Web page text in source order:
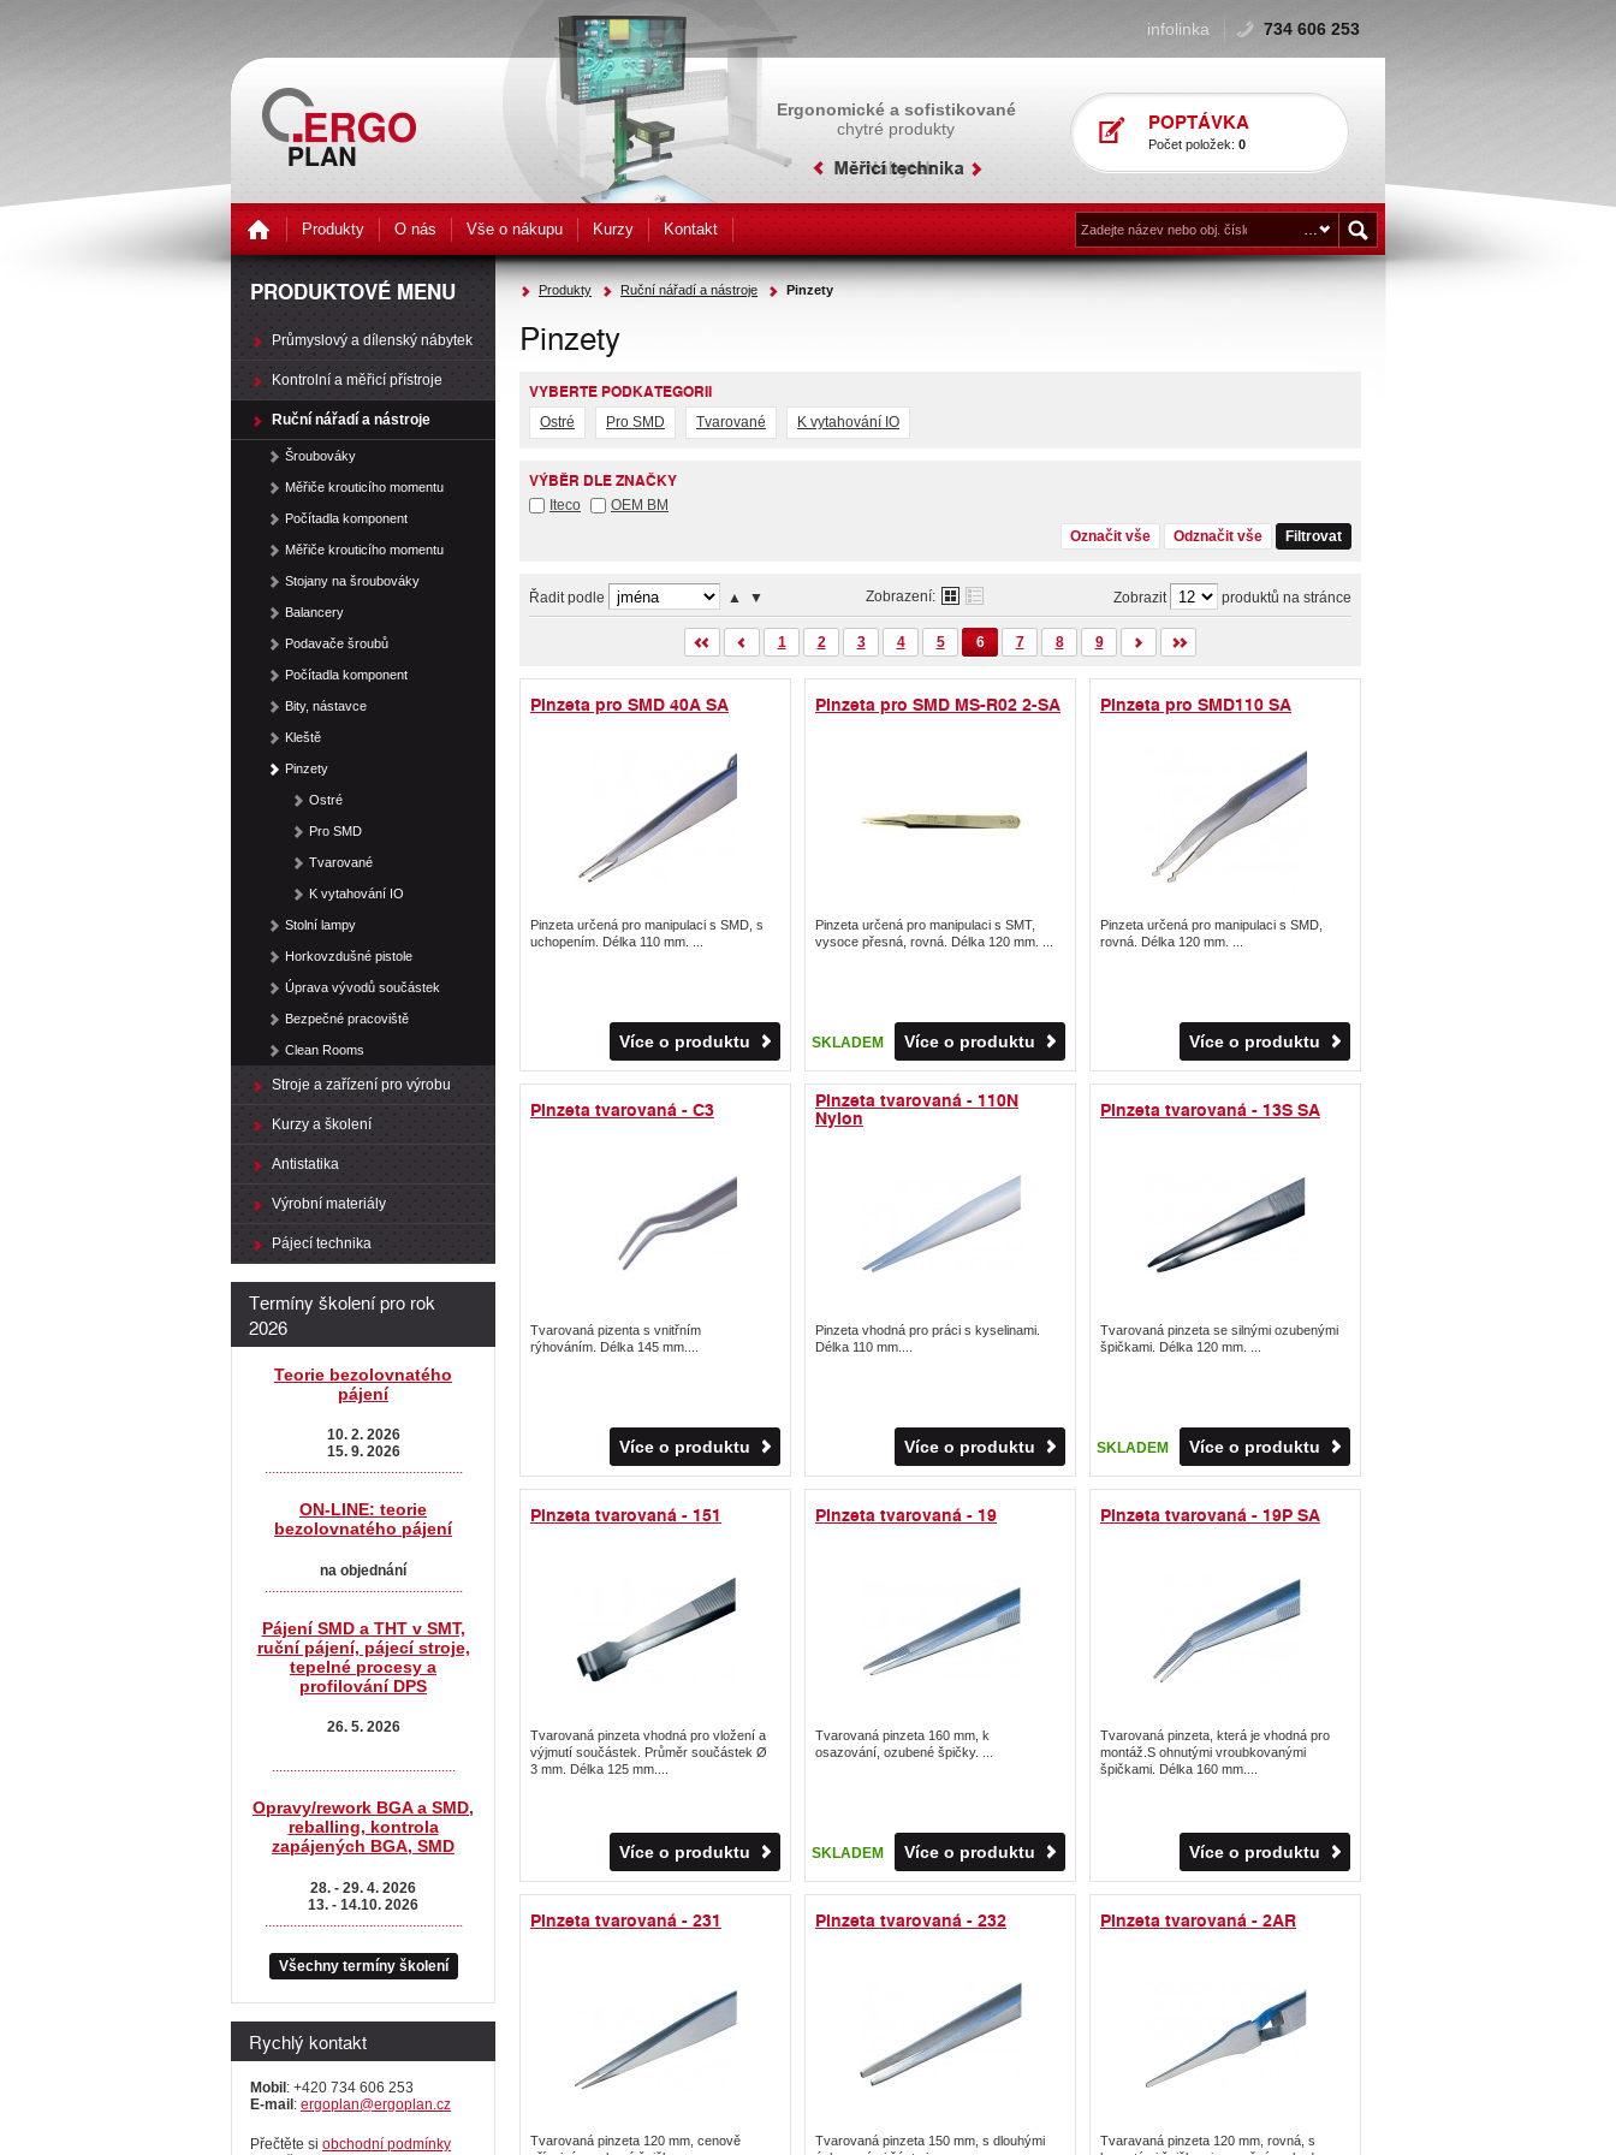
Ergonomické a sofistikované
chytré produkty
infolinka 734 606 253
POPTÁVKA
Počet položek: 0
Produkty O nás Vše o nákupu Kurzy Kontakt
Produkty Ruční nářadí a nástroje Pinzety
Pinzety
VYBERTE PODKATEGORII
Ostré Pro SMD Tvarované K vytahování IO
VÝBĚR DLE ZNAČKY
Iteco
OEM BM
Označit vše
Odznačit vše Filtrovat
Řadit podle ▲ ▼ Zobrazení: Zobrazit produktů na stránce
1 2 3 4 5 6 7 8 9
Pinzeta pro SMD 40A SA
Pinzeta určená pro manipulaci s SMD, s
uchopením. Délka 110 mm. ...
Více o produktu
Pinzeta pro SMD MS-R02 2-SA
Pinzeta určená pro manipulaci s SMT,
vysoce přesná, rovná. Délka 120 mm. ...
SKLADEM Více o produktu
Pinzeta pro SMD110 SA
Pinzeta určená pro manipulaci s SMD,
rovná. Délka 120 mm. ...
Více o produktu
Pinzeta tvarovaná - C3
Tvarovaná pizenta s vnitřním
rýhováním. Délka 145 mm....
Více o produktu
Pinzeta tvarovaná - 110N
Nylon
Pinzeta vhodná pro práci s kyselinami.
Délka 110 mm....
Více o produktu
Pinzeta tvarovaná - 13S SA
Tvarovaná pinzeta se silnými ozubenými
špičkami. Délka 120 mm. ...
SKLADEM Více o produktu
Pinzeta tvarovaná - 151
Tvarovaná pinzeta vhodná pro vložení a
výjmutí součástek. Průměr součástek Ø
3 mm. Délka 125 mm....
Více o produktu
Pinzeta tvarovaná - 19
Tvarovaná pinzeta 160 mm, k
osazování, ozubené špičky. ...
SKLADEM Více o produktu
Pinzeta tvarovaná - 19P SA
Tvarovaná pinzeta, která je vhodná pro
montáž.S ohnutými vroubkovanými
špičkami. Délka 160 mm....
Více o produktu
Pinzeta tvarovaná - 231
Tvarovaná pinzeta 120 mm, cenově
Pinzeta tvarovaná - 232
Tvarovaná pinzeta 150 mm, s dlouhými
Pinzeta tvarovaná - 2AR
Tvaravaná pinzeta 120 mm, rovná, s
PRODUKTOVÉ MENU
Průmyslový a dílenský nábytek
Kontrolní a měřicí přístroje
Ruční nářadí a nástroje
Šroubováky
Měřiče krouticího momentu
Počítadla komponent
Měřiče krouticího momentu
Stojany na šroubováky
Balancery
Podavače šroubů
Počítadla komponent
Bity, nástavce
Kleště
Pinzety
Ostré
Pro SMD
Tvarované
K vytahování IO
Stolní lampy
Horkovzdušné pistole
Úprava vývodů součástek
Bezpečné pracoviště
Clean Rooms
Stroje a zařízení pro výrobu
Kurzy a školení
Antistatika
Výrobní materiály
Pájecí technika
Termíny školení pro rok
2026
Teorie bezolovnatého
pájení
10. 2. 2026
15. 9. 2026
.......................................................
ON-LINE: teorie
bezolovnatého pájení
na objednání
Pájení SMD a THT v SMT,
ruční pájení, pájecí stroje,
tepelné procesy a
profilování DPS
26. 5. 2026
...................................................
Opravy/rework BGA a SMD,
reballing, kontrola
zapájených BGA, SMD
28. - 29. 4. 2026
13. - 14.10. 2026
Všechny termíny školení
Rychlý kontakt
Mobil: +420 734 606 253
E-mail: ergoplan@ergoplan.cz
Přečtěte si obchodní podmínky